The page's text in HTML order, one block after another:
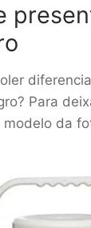
Para
modelo da